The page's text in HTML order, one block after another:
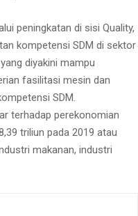
peningkatan di sisi Quality,
kompetensi SDM di sektor
diyakini mampu
fasilitasi mesin dan
SDM.
terhadap perekonomian
triliun pada 2019 atau
makanan, industri